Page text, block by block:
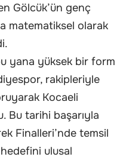
Gölcük’ün genç
matematiksel olarak
yana yüksek bir form
rakipleriyle
Kocaeli
Bu tarihi başarıyla
Finalleri’nde temsil
ulusal